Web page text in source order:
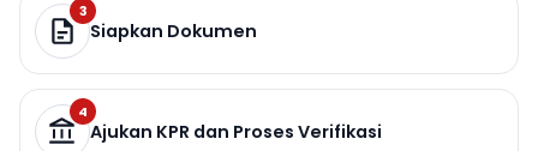
3
Siapkan Dokumen
4
Ajukan KPR dan Proses Verifikasi